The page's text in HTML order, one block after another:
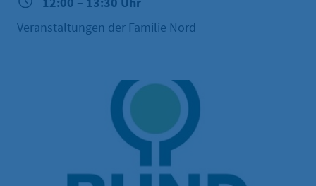
Veranstaltungen der Familie Nord